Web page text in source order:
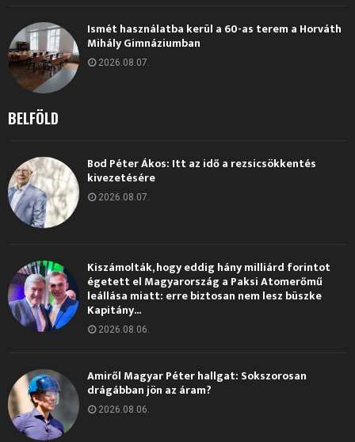
Ismét használatba kerül a 60-as terem a Horváth
Mihály Gimnáziumban
2026.08.07.
BELFÖLD
Bod Péter Ákos: Itt az idő a rezsicsökkentés
kivezetésére
2026.08.07.
Kiszámolták, hogy eddig hány milliárd forintot
égetett el Magyarország a Paksi Atomerőmű
leállása miatt: erre biztosan nem lesz büszke
Kapitány...
2026.08.06.
Amiről Magyar Péter hallgat: Sokszorosan
drágábban jön az áram?
2026.08.06.